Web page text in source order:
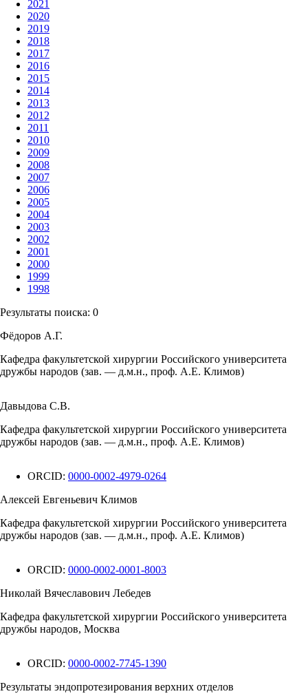
2021
2020
2019
2018
2017
2016
2015
2014
2013
2012
2011
2010
2009
2008
2007
2006
2005
2004
2003
2002
2001
2000
1999
1998
Результаты поиска: 0
Фёдоров А.Г.
Кафедра факультетской хирургии Российского университета
дружбы народов (зав. — д.м.н., проф. А.Е. Климов)
Давыдова С.В.
Кафедра факультетской хирургии Российского университета
дружбы народов (зав. — д.м.н., проф. А.Е. Климов)
ORCID: 0000-0002-4979-0264
Алексей Евгеньевич Климов
Кафедра факультетской хирургии Российского университета
дружбы народов (зав. — д.м.н., проф. А.Е. Климов)
ORCID: 0000-0002-0001-8003
Николай Вячеславович Лебедев
Кафедра факультетской хирургии Российского университета
дружбы народов, Москва
ORCID: 0000-0002-7745-1390
Результаты эндопротезирования верхних отделов